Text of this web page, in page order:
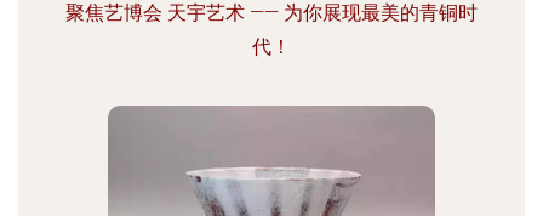
聚焦艺博会 天宇艺术 —— 为你展现最美的青铜时
代！